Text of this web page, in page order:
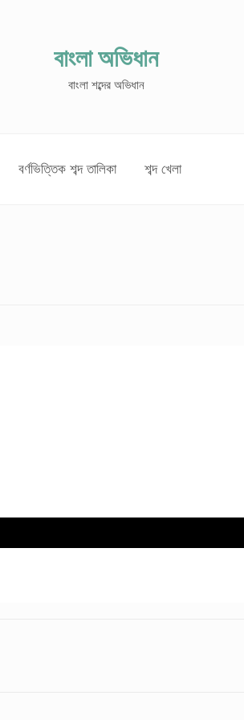
বাংলা অভিধান
বাংলা শব্দের অভিধান
বর্ণভিত্তিক শব্দ তালিকা শব্দ খেলা